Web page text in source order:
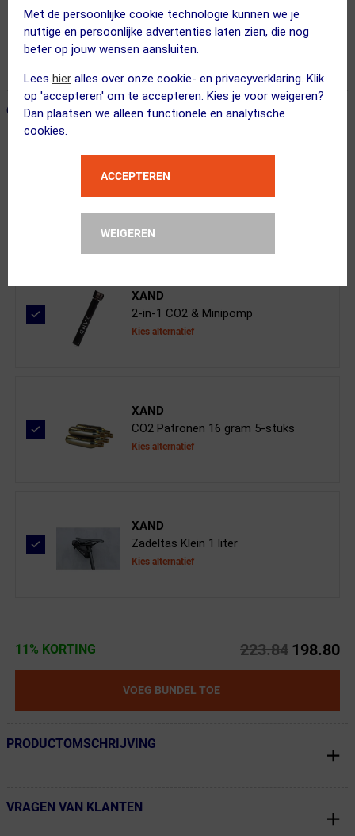
Met de persoonlijke cookie technologie kunnen we je
nuttige en persoonlijke advertenties laten zien, die nog
beter op jouw wensen aansluiten.
Lees hier alles over onze cookie- en privacyverklaring. Klik
op 'accepteren' om te accepteren. Kies je voor weigeren?
Dan plaatsen we alleen functionele en analytische
cookies.
ACCEPTEREN
WEIGEREN
Gratis bezorging & retourneren
Voor 23:00 uur besteld, morgen in huis
← Terug naar productnavigatie
ONZE AANBEVOLEN COMBINATIE
Knog
XAND
2-in-1 CO2 & Minipomp
Kies alternatief
XAND
CO2 Patronen 16 gram 5-stuks
Kies alternatief
XAND
Zadeltas Klein 1 liter
Kies alternatief
11% KORTING 223.84 198.80
VOEG BUNDEL TOE
← Terug naar productnavigatie
PRODUCTOMSCHRIJVING
← Terug naar productnavigatie
VRAGEN VAN KLANTEN